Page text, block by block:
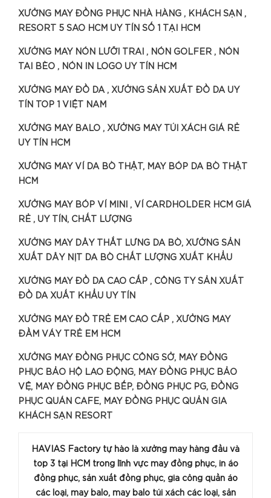
XƯỞNG MAY ĐỒNG PHỤC NHÀ HÀNG , KHÁCH SẠN ,
RESORT 5 SAO HCM UY TÍN SỐ 1 TẠI HCM
XƯỞNG MAY NÓN LƯỠI TRAI , NÓN GOLFER , NÓN
TAI BÈO , NÓN IN LOGO UY TÍN HCM
XƯỞNG MAY ĐỒ DA , XƯỞNG SẢN XUẤT ĐỒ DA UY
TÍN TOP 1 VIỆT NAM
XƯỞNG MAY BALO , XƯỞNG MAY TÚI XÁCH GIÁ RẺ
UY TÍN HCM
XƯỞNG MAY VÍ DA BÒ THẬT, MAY BÓP DA BÒ THẬT
HCM
XƯỞNG MAY BÓP VÍ MINI , VÍ CARDHOLDER HCM GIÁ
RẺ , UY TÍN, CHẤT LƯỢNG
XƯỞNG MAY DÂY THẮT LƯNG DA BÒ, XƯỞNG SẢN
XUẤT DÂY NỊT DA BÒ CHẤT LƯỢNG XUẤT KHẨU
XƯỞNG MAY ĐỒ DA CAO CẤP , CÔNG TY SẢN XUẤT
ĐỒ DA XUẤT KHẨU UY TÍN
XƯỞNG MAY ĐỒ TRẺ EM CAO CẤP , XƯỞNG MAY
ĐẦM VÁY TRẺ EM HCM
XƯỞNG MAY ĐỒNG PHỤC CÔNG SỞ, MAY ĐỒNG
PHỤC BẢO HỘ LAO ĐỘNG, MAY ĐỒNG PHỤC BẢO
VỆ, MAY ĐỒNG PHỤC BẾP, ĐỒNG PHỤC PG, ĐỒNG
PHỤC QUÁN CAFE, MAY ĐỒNG PHỤC QUẢN GIA
KHÁCH SẠN RESORT
HAVIAS Factory tự hào là xưởng may hàng đầu và
top 3 tại HCM trong lĩnh vực may đồng phục, in áo
đồng phục, sản xuất đồng phục, gia công quần áo
các loại, may balo, may balo túi xách các loại, sản